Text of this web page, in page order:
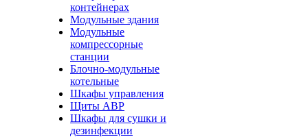
контейнерах
Модульные здания
Модульные
компрессорные
станции
Блочно-модульные
котельные
Шкафы управления
Щиты АВР
Шкафы для сушки и
дезинфекции